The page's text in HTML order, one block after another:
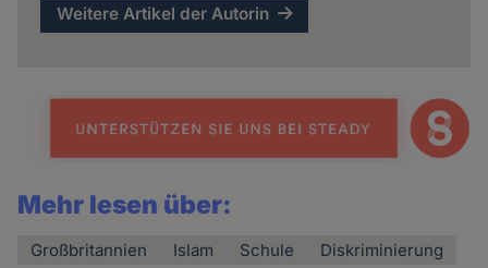
Weitere Artikel der Autorin
Mehr lesen über:
Großbritannien Islam Schule Diskriminierung